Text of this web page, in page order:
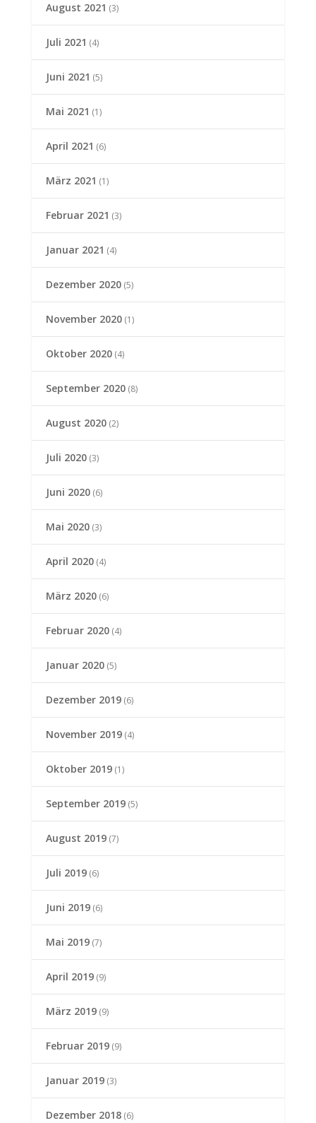
August 2021 (3)
Juli 2021 (4)
Juni 2021 (5)
Mai 2021 (1)
April 2021 (6)
März 2021 (1)
Februar 2021 (3)
Januar 2021 (4)
Dezember 2020(5)
November 2020(1)
Oktober 2020(4)
September 2020(8)
August 2020(2)
Juli 2020(3)
Juni 2020(6)
Mai 2020(3)
April 2020(4)
März 2020(6)
Februar 2020(4)
Januar 2020(5)
Dezember 2019(6)
November 2019(4)
Oktober 2019(1)
September 2019(5)
August 2019(7)
Juli 2019(6)
Juni 2019(6)
Mai 2019(7)
April 2019(9)
März 2019(9)
Februar 2019(9)
Januar 2019(3)
Dezember 2018(6)